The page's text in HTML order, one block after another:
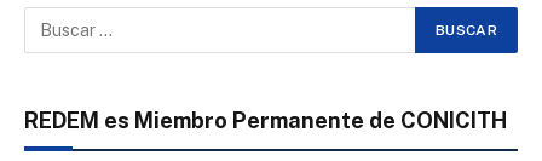
REDEM es Miembro Permanente de CONICITH